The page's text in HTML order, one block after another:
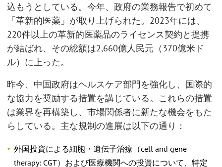
込もうとしている。今年、政府の業務報告で初めて
「革新的医薬」が取り上げられた。2023年には、
220件以上の革新的医薬品のライセンス契約と提携
が結ばれ、その総額は2,660億人民元（370億米ド
ル）に上った。
昨今、中国政府はヘルスケア部門を強化し、国際的
な協力を奨励する措置を講じている。これらの措置
は業界を再構築し、市場関係者に新たな機会をもた
らしている。主な規制の進展は以下の通り：
外国投資による細胞・遺伝子治療（cell and gene
therapy: CGT）および医療機関への投資について、特定